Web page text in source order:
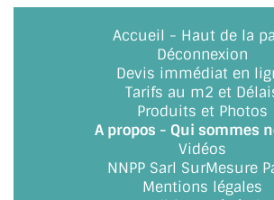
VITRINE EN VERRE
CONNECTEURS ET ASSEMBLAGE
PLATS ET CORNIÈRES
LES CHARNIÈRES DE PORTE EN
BOUTONS ET POIGNÉES
Accueil - Haut de la
Déconnexion
Devis immédiat en
Tarifs au m2 et
Produits et Photos
A propos - Qui sommes
Vidéos
NNPP Sarl SurMesure
Mentions légales